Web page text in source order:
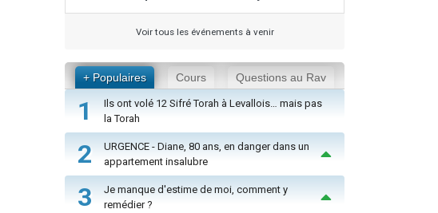
Voir tous les événements à venir
+ Populaires Cours Questions au Rav
1
Ils ont volé 12 Sifré Torah à Levallois… mais pas
la Torah
2
URGENCE - Diane, 80 ans, en danger dans un
appartement insalubre
3
Je manque d'estime de moi, comment y
remédier ?